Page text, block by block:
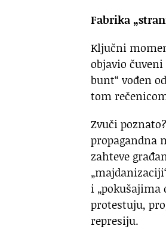
Fabrika
Ključni
objavio
bunt“ vođen
tom
Zvuči
propagandna
zahteve
i „pokušajima
protestuju,
represiju.